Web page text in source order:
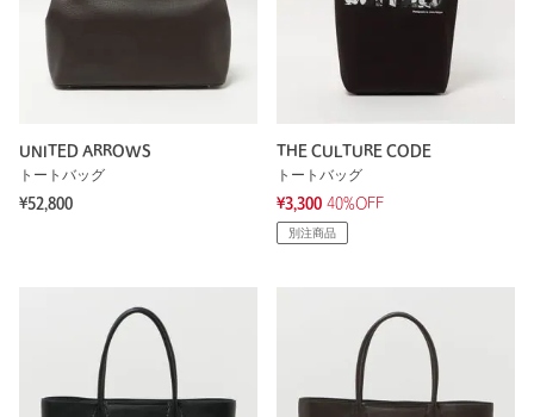
UNITED ARROWS
トートバッグ
¥52,800
THE CULTURE CODE
トートバッグ
¥3,300 40%OFF
別注商品